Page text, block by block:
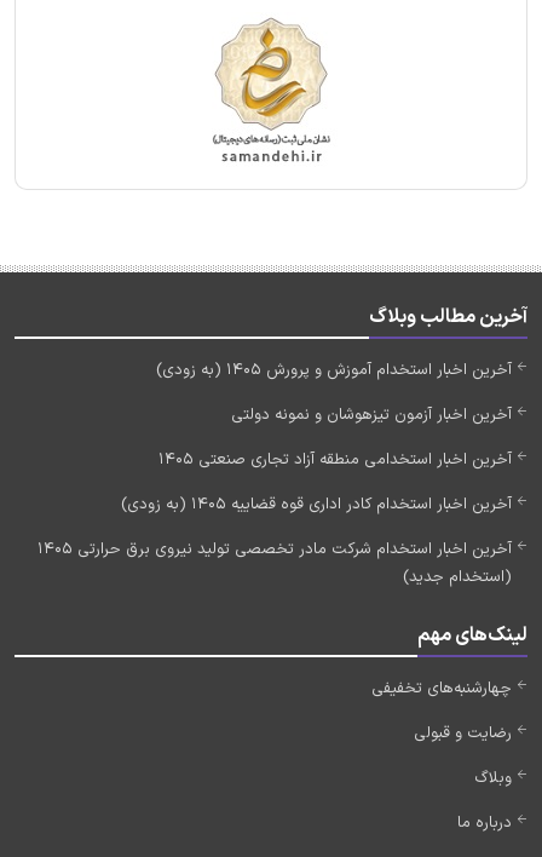
آخرین مطالب وبلاگ
آخرین اخبار استخدام آموزش و پرورش 1405 (به زودی)
آخرین اخبار آزمون تیزهوشان و نمونه دولتی
آخرین اخبار استخدامی منطقه آزاد تجاری صنعتی 1405
آخرین اخبار استخدام کادر اداری قوه قضاییه 1405 (به زودی)
آخرین اخبار استخدام شرکت مادر تخصصی تولید نیروی برق حرارتی 1405
(استخدام جدید)
لینک‌های مهم
چهارشنبه‌های تخفیفی
رضایت و قبولی
وبلاگ
درباره ما